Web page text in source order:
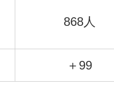
868人
＋99